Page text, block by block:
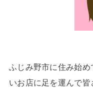
ふじみ野市に住み始
いお店に足を運んで